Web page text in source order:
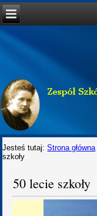
Jesteś tutaj:Strona główna
szkoły
50 lecie szkoły